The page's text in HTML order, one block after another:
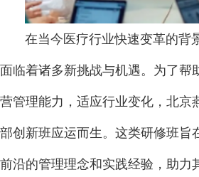
在当今医疗行业快速变革的背
面临着诸多新挑战与机遇。为了帮
营管理能力，适应行业变化，北京
部创新班应运而生。这类研修班旨
前沿的管理理念和实践经验，助力